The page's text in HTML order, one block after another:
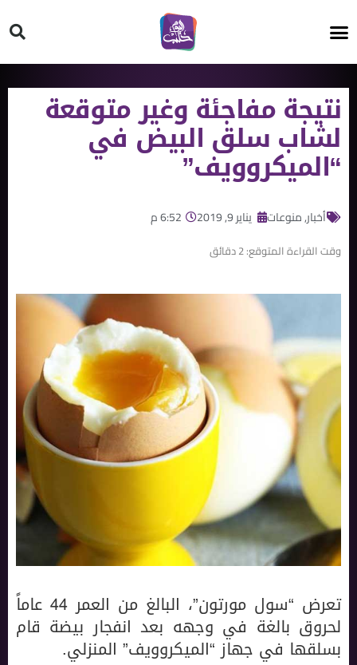
نتيجة مفاجئة وغير متوقعة
لشاب سلق البيض في
“الميكروويف”
أخبار,منوعات يناير 9, 2019 6:52 م
وقت القراءة المتوقع:2دقائق
تعرض “سول مورتون”، البالغ من العمر 44 عاماً
لحروق بالغة في وجهه بعد انفجار بيضة قام
بسلقها في جهاز “الميكروويف” المنزلي.